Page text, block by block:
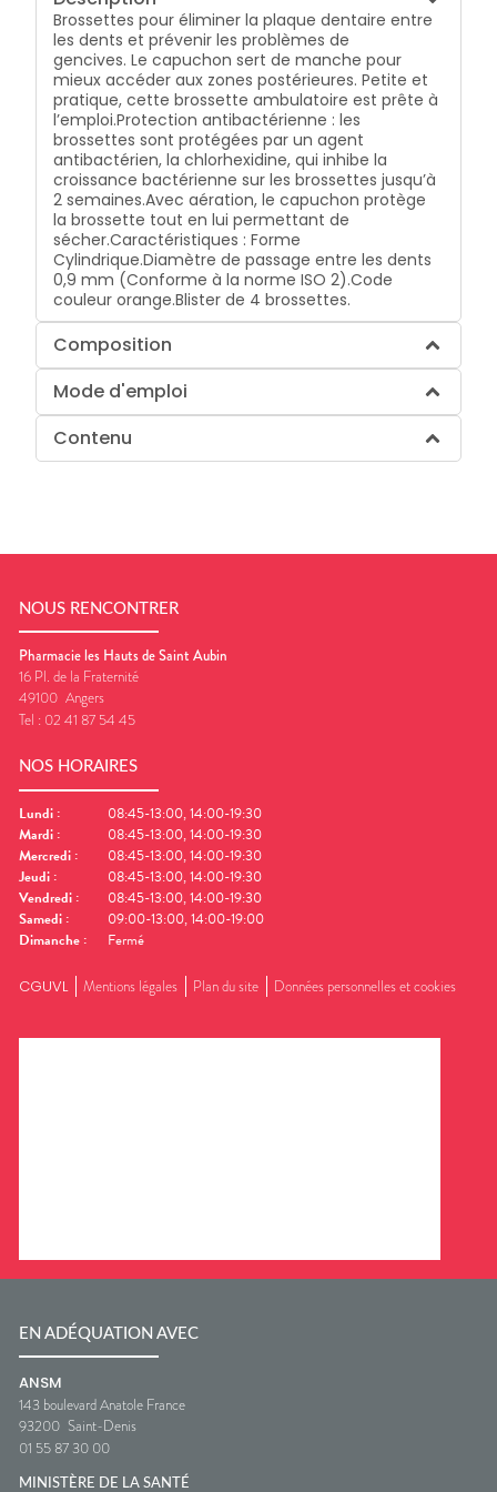
Brossettes pour éliminer la plaque dentaire entre
les dents et prévenir les problèmes de
gencives. Le capuchon sert de manche pour
mieux accéder aux zones postérieures. Petite et
pratique, cette brossette ambulatoire est prête à
l’emploi.Protection antibactérienne : les
brossettes sont protégées par un agent
antibactérien, la chlorhexidine, qui inhibe la
croissance bactérienne sur les brossettes jusqu’à
2 semaines.Avec aération, le capuchon protège
la brossette tout en lui permettant de
sécher.Caractéristiques : Forme
Cylindrique.Diamètre de passage entre les dents
0,9 mm (Conforme à la norme ISO 2).Code
couleur orange.Blister de 4 brossettes.
Composition
Mode d'emploi
Contenu
NOUS RENCONTRER
Pharmacie les Hauts de Saint Aubin
16 Pl. de la Fraternité
49100 Angers
Tel : 02 41 87 54 45
NOS HORAIRES
Lundi :
08:45-13:00, 14:00-19:30
Mardi :
08:45-13:00, 14:00-19:30
Mercredi :
08:45-13:00, 14:00-19:30
Jeudi :
08:45-13:00, 14:00-19:30
Vendredi :
08:45-13:00, 14:00-19:30
Samedi :
09:00-13:00, 14:00-19:00
Dimanche : Fermé
CGUVL Mentions légales Plan du site Données personnelles et cookies
EN ADÉQUATION AVEC
ANSM
143 boulevard Anatole France
93200 Saint-Denis
01 55 87 30 00
MINISTÈRE DE LA SANTÉ